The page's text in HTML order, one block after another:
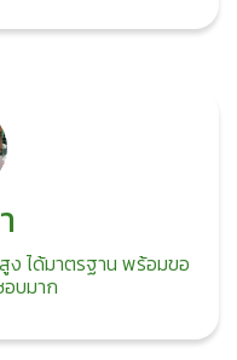
ด้มาตรฐาน พร้อมขอ
อบมาก